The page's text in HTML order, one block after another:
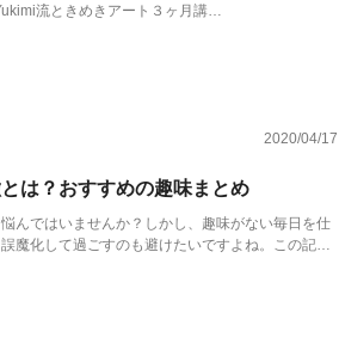
流ときめきアート３ヶ月講…
2020/04/17
は？おすすめの趣味まとめ
んではいませんか？しかし、趣味がない毎日を仕
魔化して過ごすのも避けたいですよね。この記…